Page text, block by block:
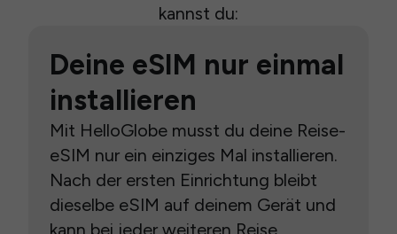
kannst du:
Deine eSIM nur einmal
installieren
Mit HelloGlobe musst du deine Reise-
eSIM nur ein einziges Mal installieren.
Nach der ersten Einrichtung bleibt
dieselbe eSIM auf deinem Gerät und
kann bei jeder weiteren Reise